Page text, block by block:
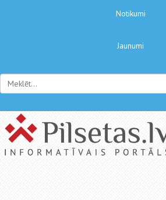
Notikumi
Jaunumi